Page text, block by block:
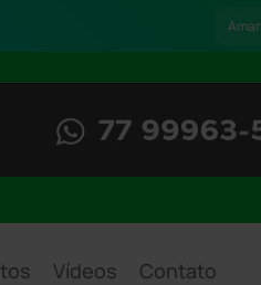
Vídeos Contato